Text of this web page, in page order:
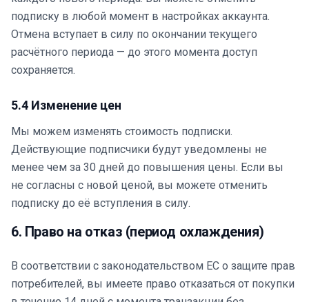
подписку в любой момент в настройках аккаунта.
Отмена вступает в силу по окончании текущего
расчётного периода — до этого момента доступ
сохраняется.
5.4 Изменение цен
Мы можем изменять стоимость подписки.
Действующие подписчики будут уведомлены не
менее чем за 30 дней до повышения цены. Если вы
не согласны с новой ценой, вы можете отменить
подписку до её вступления в силу.
6. Право на отказ (период охлаждения)
В соответствии с законодательством ЕС о защите прав
потребителей, вы имеете право отказаться от покупки